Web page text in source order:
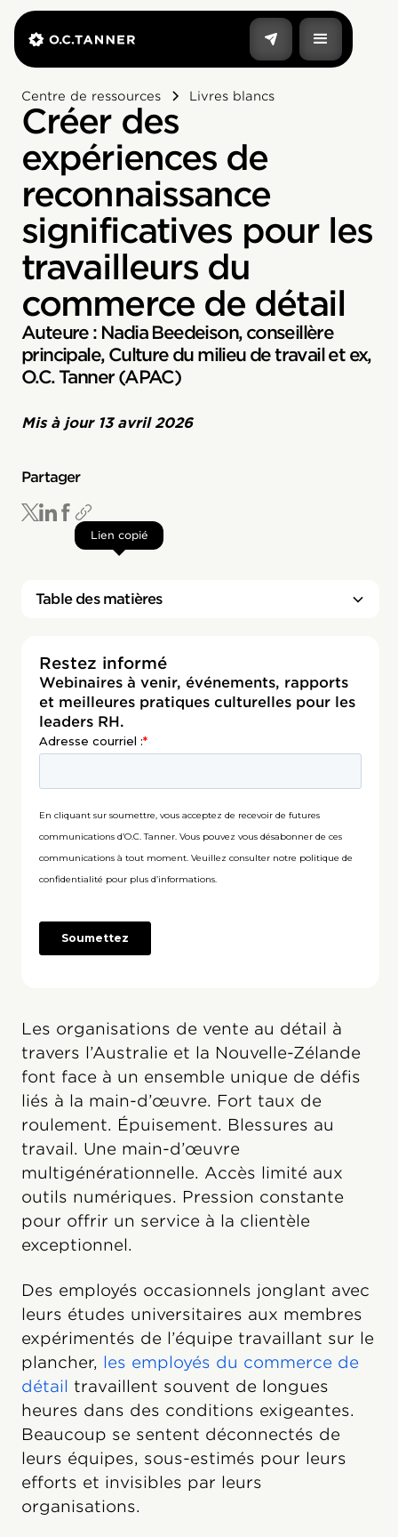
Centre de ressources Livres blancs
Créer des
expériences de
reconnaissance
significatives pour les
travailleurs du
commerce de détail
Auteure : Nadia Beedeison, conseillère
principale, Culture du milieu de travail et ex,
O.C. Tanner (APAC)
Mis à jour 13 avril 2026
Partager
Lien copié
Table des matières
Restez informé
Webinaires à venir, événements, rapports
et meilleures pratiques culturelles pour les
leaders RH.
Les organisations de vente au détail à
travers l’Australie et la Nouvelle-Zélande
font face à un ensemble unique de défis
liés à la main-d’œuvre. Fort taux de
roulement. Épuisement. Blessures au
travail. Une main-d’œuvre
multigénérationnelle. Accès limité aux
outils numériques. Pression constante
pour offrir un service à la clientèle
exceptionnel.
Des employés occasionnels jonglant avec
leurs études universitaires aux membres
expérimentés de l’équipe travaillant sur le
plancher, les employés du commerce de
détail travaillent souvent de longues
heures dans des conditions exigeantes.
Beaucoup se sentent déconnectés de
leurs équipes, sous-estimés pour leurs
efforts et invisibles par leurs
organisations.